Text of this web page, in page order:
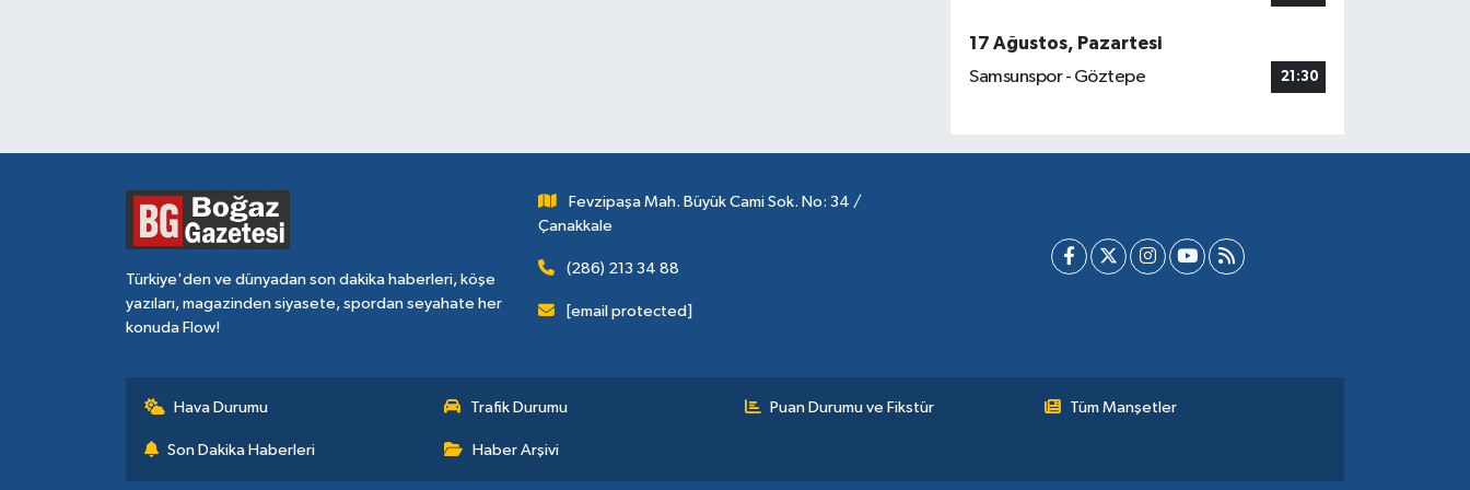
17 Ağustos, Pazartesi
Samsunspor - Göztepe
21:30
Türkiye'den ve dünyadan son dakika haberleri, köşe
yazıları, magazinden siyasete, spordan seyahate her
konuda Flow!
Fevzipaşa Mah. Büyük Cami Sok. No: 34 /
Çanakkale
(286) 213 34 88
[email protected]
Hava Durumu Trafik Durumu Puan Durumu ve Fikstür Tüm Manşetler
Son Dakika Haberleri Haber Arşivi